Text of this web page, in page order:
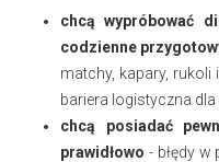
chcą wypróbować
codzienne
matchy, kapary, rukoli
bariera logistyczna
chcą posiadać
prawidłowo - błędy